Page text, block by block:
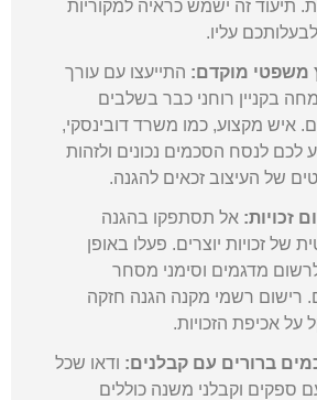
תיעוד זה ישמש כראיה למקוריות
עליו.
משפטי מוקדם: התייעצו עם עורך
בקניין רוחני כבר בשלבים
איש מקצוע, כמו משרד דובינסקי,
לכם לנסח הסכמים נכונים ולזהות
של העיצוב זכאים להגנה.
זכויות: אל תסתפקו בהגנה
של זכויות יוצרים. פעלו באופן
מדגמים וסימני מסחר
רישום רשמי מקנה הגנה חזקה
על אכיפת הזכויות.
ברורים עם קבלנים: ודאו שכל
ספקים וקבלני משנה כוללים